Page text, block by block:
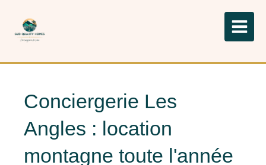
Conciergerie Les
Angles : location
montagne toute l'année